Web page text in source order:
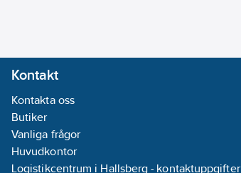
Kontakt
Kontakta oss
Butiker
Vanliga frågor
Huvudkontor
Logistikcentrum i Hallsberg - kontaktuppgifter